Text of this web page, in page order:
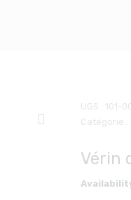
UGS : 101-
Catégorie :
Vérin